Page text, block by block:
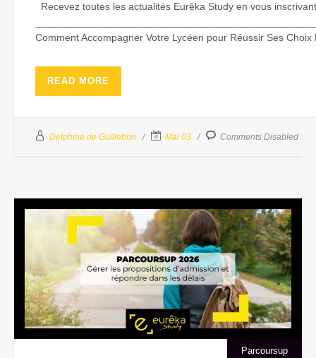
Recevez toutes les actualités Eurêka Study en vous
Comment Accompagner Votre Lycéen pour Réussir Ses
READ MORE
Delphine de Guillebon Mai 03 Comments Disabled
Parcoursup